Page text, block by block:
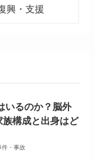
興・支援
いるのか？脳外
構成と出身はど
件・事故